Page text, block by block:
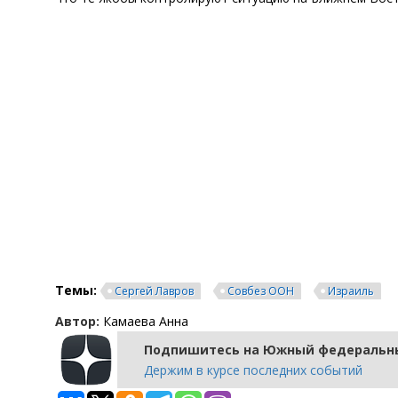
Темы: Сергей Лавров Совбез ООН Израиль
Автор: Камаева Анна
Подпишитесь на Южный
Держим в курсе последних событий